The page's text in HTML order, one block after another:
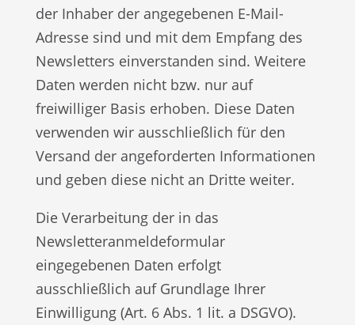
der Inhaber der angegebenen E-Mail-
Adresse sind und mit dem Empfang des
Newsletters einverstanden sind. Weitere
Daten werden nicht bzw. nur auf
freiwilliger Basis erhoben. Diese Daten
verwenden wir ausschließlich für den
Versand der angeforderten Informationen
und geben diese nicht an Dritte weiter.
Die Verarbeitung der in das
Newsletteranmeldeformular
eingegebenen Daten erfolgt
ausschließlich auf Grundlage Ihrer
Einwilligung (Art. 6 Abs. 1 lit. a DSGVO).